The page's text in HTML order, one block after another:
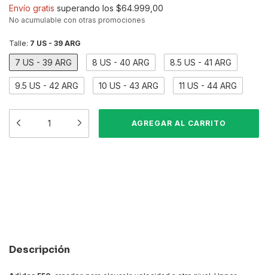
Envío gratis superando los $64.999,00
No acumulable con otras promociones
Talle: 7 US - 39 ARG
7 US - 39 ARG 8 US - 40 ARG 8.5 US - 41 ARG
9.5 US - 42 ARG 10 US - 43 ARG 11 US - 44 ARG
Descripción